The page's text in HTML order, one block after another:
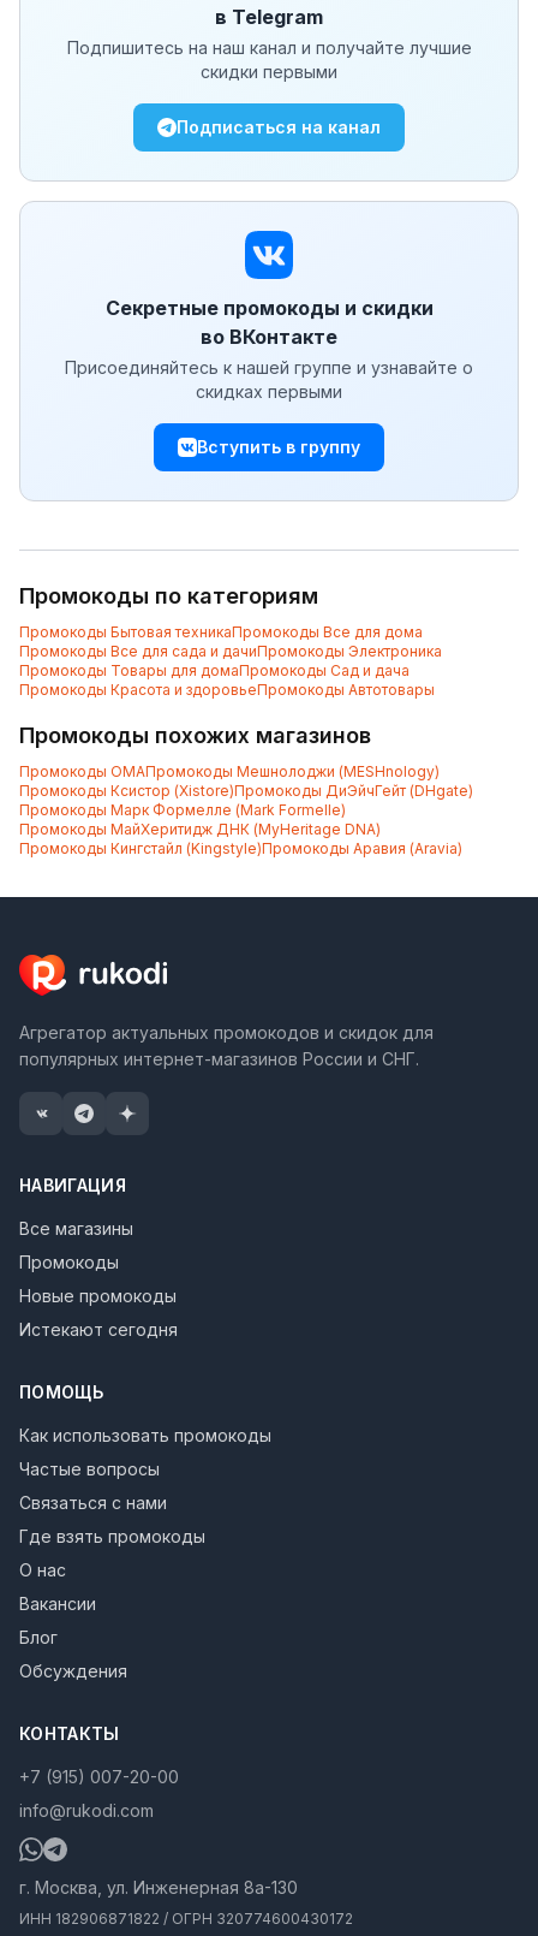
в Telegram
Подпишитесь на наш канал и получайте лучшие
скидки первыми
Подписаться на канал
Секретные промокоды и скидки
во ВКонтакте
Присоединяйтесь к нашей группе и узнавайте о
скидках первыми
Вступить в группу
Промокоды по категориям
Промокоды Бытовая техникаПромокоды Все для дома
Промокоды Все для сада и дачиПромокоды Электроника
Промокоды Товары для домаПромокоды Сад и дача
Промокоды Красота и здоровьеПромокоды Автотовары
Промокоды похожих магазинов
Промокоды OMAПромокоды Мешнолоджи (MESHnology)
Промокоды Ксистор (Xistore)Промокоды ДиЭйчГейт (DHgate)
Промокоды Марк Формелле (Mark Formelle)
Промокоды МайХеритидж ДНК (MyHeritage DNA)
Промокоды Кингстайл (Kingstyle)Промокоды Аравия (Aravia)
Агрегатор актуальных промокодов и скидок для
популярных интернет-магазинов России и СНГ.
НАВИГАЦИЯ
Все магазины
Промокоды
Новые промокоды
Истекают сегодня
ПОМОЩЬ
Как использовать промокоды
Частые вопросы
Связаться с нами
Где взять промокоды
О нас
Вакансии
Блог
Обсуждения
КОНТАКТЫ
+7 (915) 007-20-00
info@rukodi.com
г. Москва, ул. Инженерная 8а-130
ИНН 182906871822 / ОГРН 320774600430172